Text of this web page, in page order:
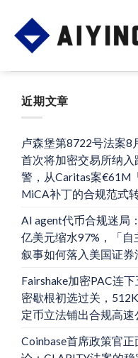
content
近期文章
卢森堡第8722号法案8
首次将加密交易所纳入
警，从Caritas案€61M
MiCA补丁的合规范式
AI agent代币合规迷局
亿美元缩水97%，「自
叙事如何落入美国证券
Fairshake加密PAC连
密歇根初选过关，
定币立法铺出合规高速
Coinbase首席政策官正